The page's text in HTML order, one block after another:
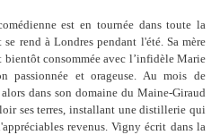
est en tournée dans toute la
rend à Londres pendant l'été. Sa mère
bientôt consommée avec l’infidèle Marie
passionnée et orageuse. Au mois de
dans son domaine du Maine-Giraud
ses terres, installant une distillerie qui
revenus. Vigny écrit dans la